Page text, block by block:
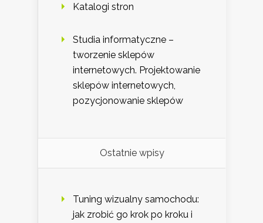
Katalogi stron
Studia informatyczne –
tworzenie sklepów
internetowych. Projektowanie
sklepów internetowych,
pozycjonowanie sklepów
Ostatnie wpisy
Tuning wizualny samochodu:
jak zrobić go krok po kroku i